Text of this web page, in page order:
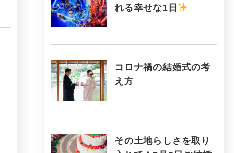
れる幸せな1日
コロナ禍の結婚式の考
え方
その土地らしさを取り